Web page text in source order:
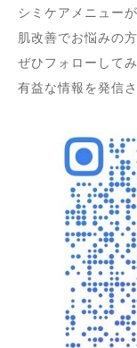
シミケアメニュー
肌改善でお悩みの
ぜひフォローして
有益な情報を発信